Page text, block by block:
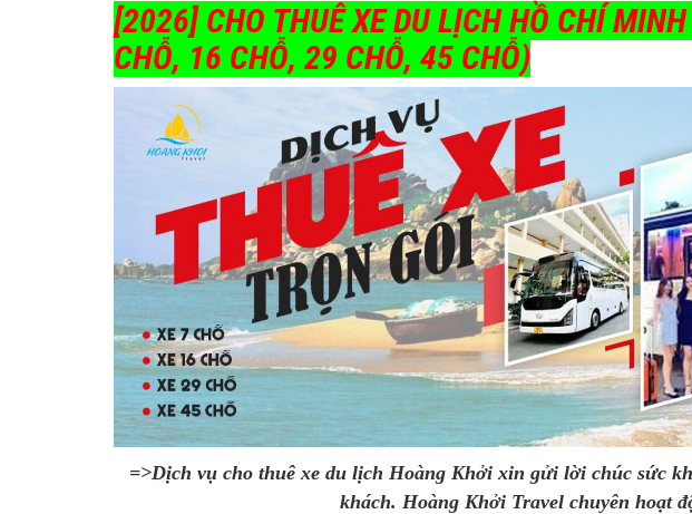
[2026] CHO THUÊ XE DU LỊCH HỒ CHÍ
CHỖ, 16 CHỖ, 29 CHỖ, 45 CHỖ)
=>Dịch vụ cho thuê xe du lịch Hoàng Khởi xin gửi lời chúc sức
khách. Hoàng Khởi Travel chuyên hoạt